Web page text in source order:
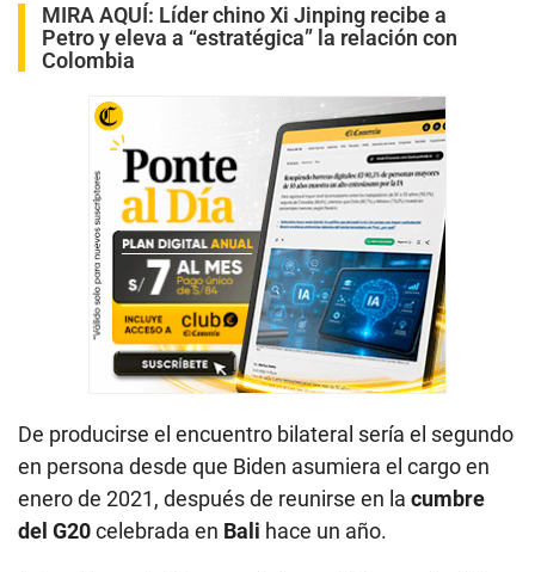
MIRA AQUÍ: Líder chino Xi Jinping recibe a
Petro y eleva a “estratégica” la relación con
Colombia
De producirse el encuentro bilateral sería el segundo
en persona desde que Biden asumiera el cargo en
enero de 2021, después de reunirse en la cumbre
del G20celebrada en Bali hace un año.